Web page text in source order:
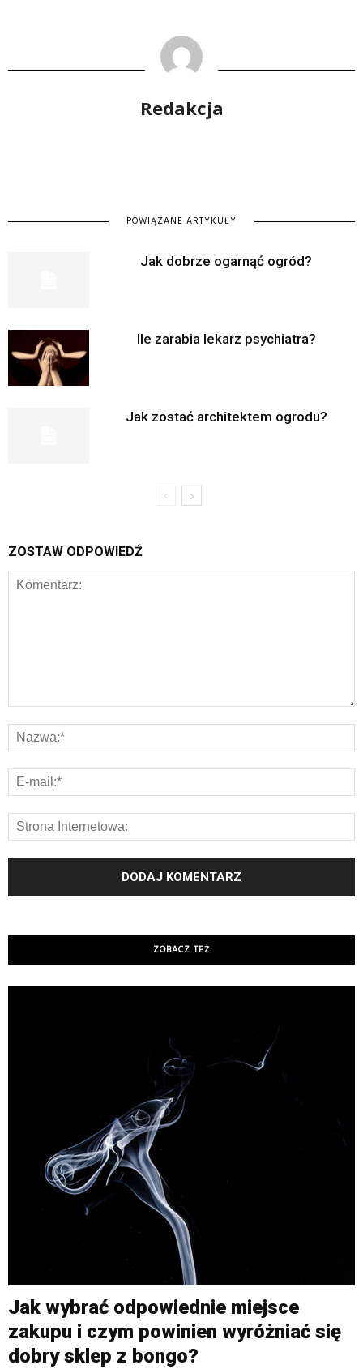
Redakcja
POWIĄZANE ARTYKUŁY
Jak dobrze ogarnąć ogród?
Ile zarabia lekarz psychiatra?
Jak zostać architektem ogrodu?
ZOSTAW ODPOWIEDŹ
ZOBACZ TEŻ
Jak wybrać odpowiednie miejsce
zakupu i czym powinien wyróżniać się
dobry sklep z bongo?